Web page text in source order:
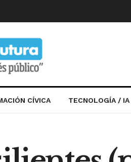
CÍVICA TECNOLOGÍA / IA